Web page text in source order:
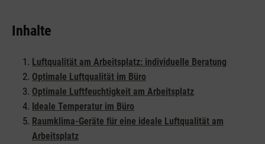
Inhalte
Luftqualität am Arbeitsplatz: individuelle Beratung
Optimale Luftqualität im Büro
Optimale Luftfeuchtigkeit am Arbeitsplatz
Ideale Temperatur im Büro
Raumklima-Geräte für eine ideale Luftqualität am
Arbeitsplatz